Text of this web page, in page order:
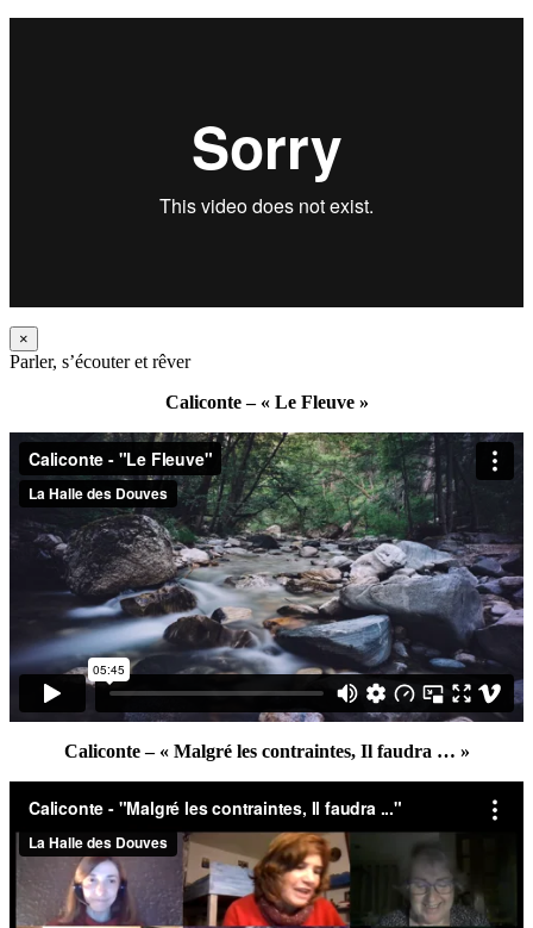
×
Parler, s’écouter et rêver
Caliconte – « Le Fleuve »
Caliconte – « Malgré les contraintes, Il faudra … »